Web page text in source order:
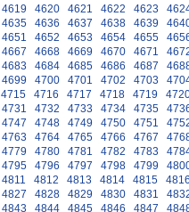
4619 4620 4621 4622 4623
4635 4636 4637 4638 4639
4651 4652 4653 4654 4655
4667 4668 4669 4670 4671
4683 4684 4685 4686 4687
4699 4700 4701 4702 4703
4715 4716 4717 4718 4719
4731 4732 4733 4734 4735
4747 4748 4749 4750 4751
4763 4764 4765 4766 4767
4779 4780 4781 4782 4783
4795 4796 4797 4798 4799
4811 4812 4813 4814 4815
4827 4828 4829 4830 4831
4843 4844 4845 4846 4847